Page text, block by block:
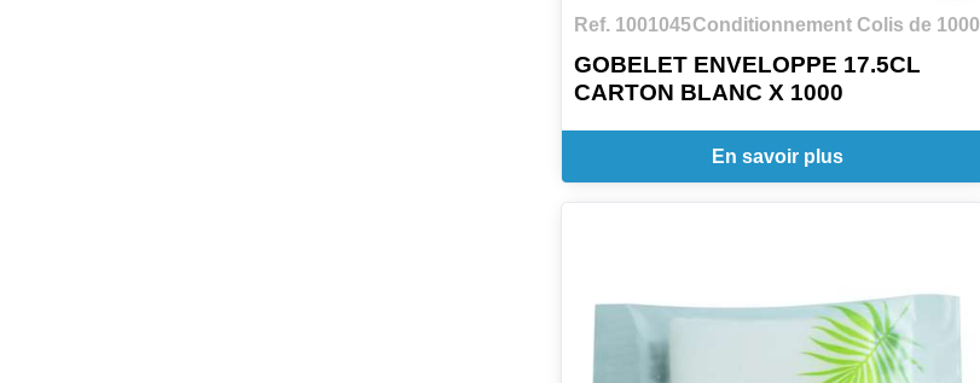
Ref. 1001045Conditionnement Colis de 1000
GOBELET ENVELOPPE 17.5CL
CARTON BLANC X 1000
En savoir plus